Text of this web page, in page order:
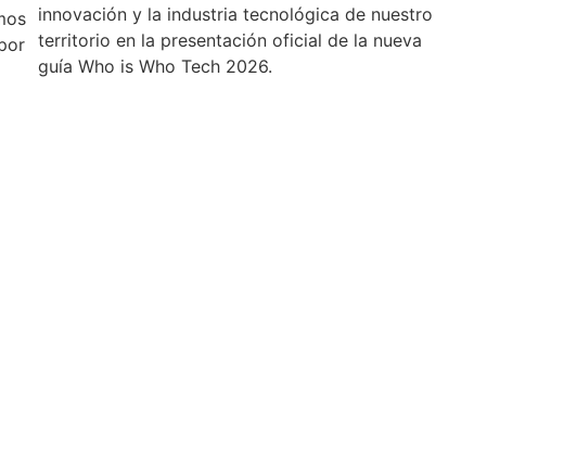
innovación y la industria tecnológica de nuestro
territorio en la presentación oficial de la nueva
guía Who is Who Tech 2026.